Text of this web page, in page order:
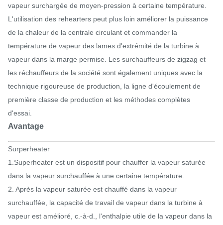
vapeur surchargée de moyen-pression à certaine température.
L'utilisation des rehearters peut plus loin améliorer la puissance
de la chaleur de la centrale circulant et commander la
température de vapeur des lames d'extrémité de la turbine à
vapeur dans la marge permise. Les surchauffeurs de zigzag et
les réchauffeurs de la société sont également uniques avec la
technique rigoureuse de production, la ligne d'écoulement de
première classe de production et les méthodes complètes
d'essai.
Avantage
Surperheater
1.Superheater est un dispositif pour chauffer la vapeur saturée
dans la vapeur surchauffée à une certaine température.
2. Après la vapeur saturée est chauffé dans la vapeur
surchauffée, la capacité de travail de vapeur dans la turbine à
vapeur est amélioré, c.-à-d., l'enthalpie utile de la vapeur dans la